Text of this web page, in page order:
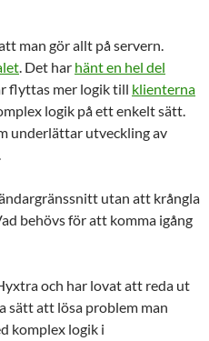
man gör allt på servern.
. Det har hänt en hel del
flyttas mer logik till klienterna
logik på ett enkelt sätt.
underlättar utveckling av
utan att krångla
behövs för att komma igång
och har lovat att reda ut
sätt att lösa problem man
komplex logik i